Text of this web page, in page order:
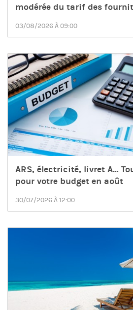
modérée du tarif des
03/08/2026 À 09:00
ARS, électricité, livret A…
pour votre budget en août
30/07/2026 À 12:00